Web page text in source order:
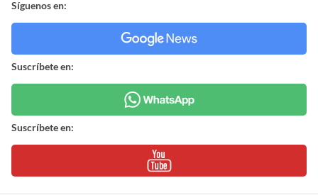
Síguenos en:
Suscríbete en:
Suscríbete en: